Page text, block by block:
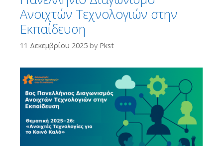
Ανοιχτών Τεχνολογιών στην
Εκπαίδευση
11 Δεκεμβρίου 2025 by Pkst